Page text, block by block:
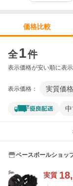
価格比較
全1件
表示価格が安い順に表
表示価格： 実質価格
ベースボールショッ
実質